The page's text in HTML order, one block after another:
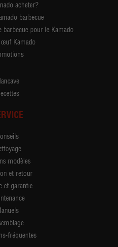
acheter?
barbecue
barbecue pour le Kamado
Kamado
modèles
et retour
et garantie
fréquentes